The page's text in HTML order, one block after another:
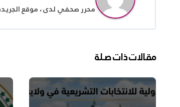
محرر صحفي لدى ، موقع
مقالات ذات صلة